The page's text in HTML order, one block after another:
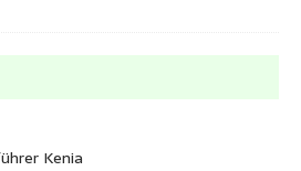
Kenia